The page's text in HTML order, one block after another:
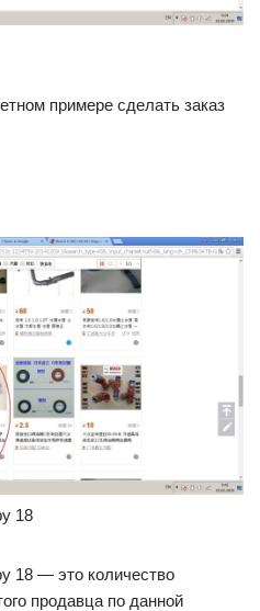
примере сделать заказ
18
18 — это количество
продавца по данной